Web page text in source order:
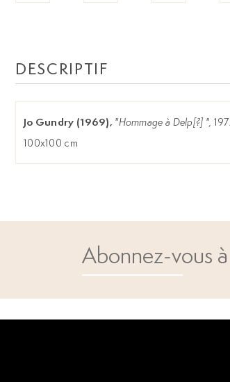
DESCRIPTIF
Jo Gundry (1969), "Hommage à Delp[?] ",
100x100 cm
Abonnez-vous